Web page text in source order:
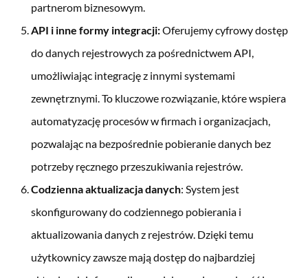
partnerom biznesowym.
API i inne formy integracji:Oferujemy cyfrowy dostęp
do danych rejestrowych za pośrednictwem API,
umożliwiając integrację z innymi systemami
zewnętrznymi. To kluczowe rozwiązanie, które wspiera
automatyzację procesów w firmach i organizacjach,
pozwalając na bezpośrednie pobieranie danych bez
potrzeby ręcznego przeszukiwania rejestrów.
Codzienna aktualizacja danych: System jest
skonfigurowany do codziennego pobierania i
aktualizowania danych z rejestrów. Dzięki temu
użytkownicy zawsze mają dostęp do najbardziej